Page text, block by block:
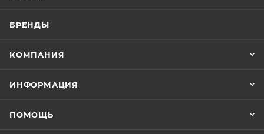
БРЕНДЫ
КОМПАНИЯ
ИНФОРМАЦИЯ
ПОМОЩЬ